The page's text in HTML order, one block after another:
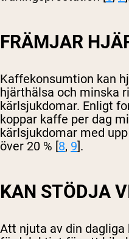
FRÄMJAR
Kaffekonsumtion kan
hjärthälsa och minska
kärlsjukdomar. Enligt
koppar kaffe per dag
kärlsjukdomar med
över 20 % [8, 9].
KAN STÖDJA
Att njuta av din dagliga